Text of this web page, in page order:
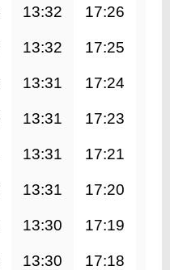
13:32 17:26
13:32 17:25
13:31 17:24
13:31 17:23
13:31 17:21
13:31 17:20
13:30 17:19
13:30 17:18